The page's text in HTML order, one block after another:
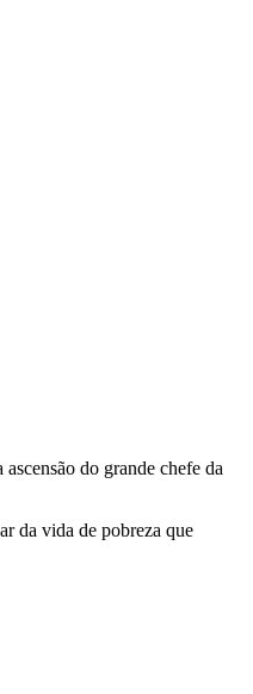
do grande chefe da
da vida de pobreza que